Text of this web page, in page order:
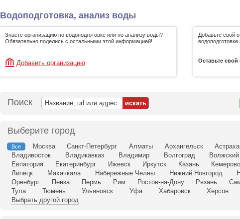
Водоподготовка, анализ воды
Знаете организацию по водоподготовке или по анализу воды?
Обязательно поделись с остальными этой информацией!
Добавить организацию
Добавьте свой
Оставьте
Поиск
Выберите город
Все Москва Санкт-Петербург Алматы Архангельск
Владивосток
Владикавказ Владимир Волгоград Волжский
Евпатория
Екатеринбург Ижевск Иркутск Казань Кемерово
Липецк
Махачкала Набережные Челны Нижний Новгород
Оренбург
Пенза Пермь Рим Ростов-на-Дону Рязань
Тула
Тюмень Ульяновск Уфа Хабаровск Херсон
Выбрать другой город